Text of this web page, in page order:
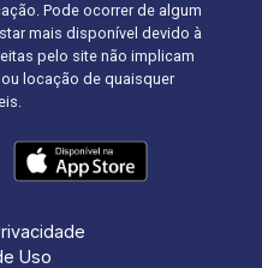
Pode ocorrer de algum
mais disponível devido à
pelo site não implicam
locação de quaisquer
Uso